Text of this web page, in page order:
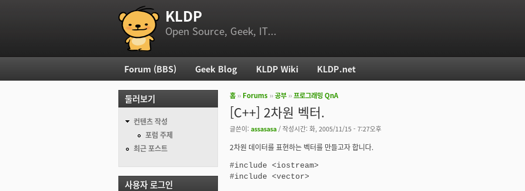
부 메뉴 KLDP
Open Source, Geek, IT...
현재 위치
홈 ›› Forums ››공부 ››프로그래밍 QnA
[C++] 2차원 벡터.
글쓴이: assasasa / 작성시간: 화, 2005/11/15 - 7:27오후
2차원 데이터를 표현하는 벡터를 만들고자 합니다.
#include <iostream>
#include <vector>
주 메뉴
Forum (BBS) Geek Blog KLDP Wiki KLDP.net
둘러보기
컨텐츠 작성
포럼 주제
최근 포스트
사용자 로그인